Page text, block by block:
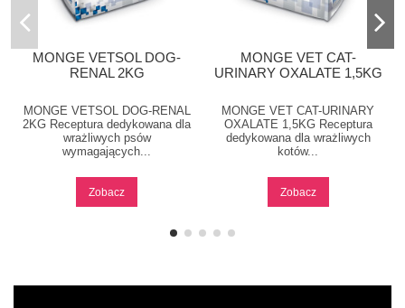
MONGE VETSOL DOG-
RENAL 2KG
MONGE VETSOL DOG-RENAL
2KG Receptura dedykowana dla
wrażliwych psów
wymagających...
Zobacz
MONGE VET CAT-
URINARY OXALATE 1,5KG
MONGE VET CAT-URINARY
OXALATE 1,5KG Receptura
dedykowana dla wrażliwych
kotów...
Zobacz